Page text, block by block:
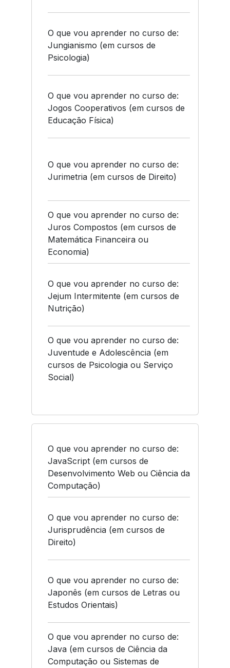
O que vou aprender no curso de:
Jungianismo (em cursos de
Psicologia)
O que vou aprender no curso de:
Jogos Cooperativos (em cursos de
Educação Física)
O que vou aprender no curso de:
Jurimetria (em cursos de Direito)
O que vou aprender no curso de:
Juros Compostos (em cursos de
Matemática Financeira ou
Economia)
O que vou aprender no curso de:
Jejum Intermitente (em cursos de
Nutrição)
O que vou aprender no curso de:
Juventude e Adolescência (em
cursos de Psicologia ou Serviço
Social)
O que vou aprender no curso de:
JavaScript (em cursos de
Desenvolvimento Web ou Ciência da
Computação)
O que vou aprender no curso de:
Jurisprudência (em cursos de
Direito)
O que vou aprender no curso de:
Japonês (em cursos de Letras ou
Estudos Orientais)
O que vou aprender no curso de:
Java (em cursos de Ciência da
Computação ou Sistemas de